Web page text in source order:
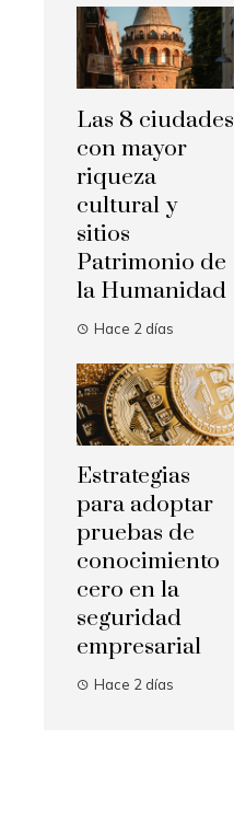
Las 8 ciudades
con mayor
riqueza
cultural y
sitios
Patrimonio de
la Humanidad
Hace 2 días
Estrategias
para adoptar
pruebas de
conocimiento
cero en la
seguridad
empresarial
Hace 2 días